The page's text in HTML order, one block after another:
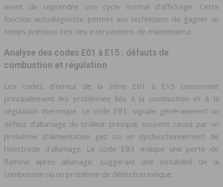
avant de reprendre son cycle normal d’affichage. Cette
fonction autodiagnostic permet aux techniciens de gagner un
temps précieux lors des interventions de maintenance.
Analyse des codes E01 à E15 : défauts de
combustion et régulation
Les codes d’erreur de la série E01 à E15 concernent
principalement les problèmes liés à la combustion et à la
régulation thermique. Le code
E01 signale généralement un
défaut d’allumage du brûleur principal, souvent causé par un
problème d’alimentation gaz ou un dysfonctionnement de
l’électrode d’allumage. Le code
E03 indique une perte de
flamme après allumage, suggérant une instabilité de la
combustion ou un problème de détection ionique.